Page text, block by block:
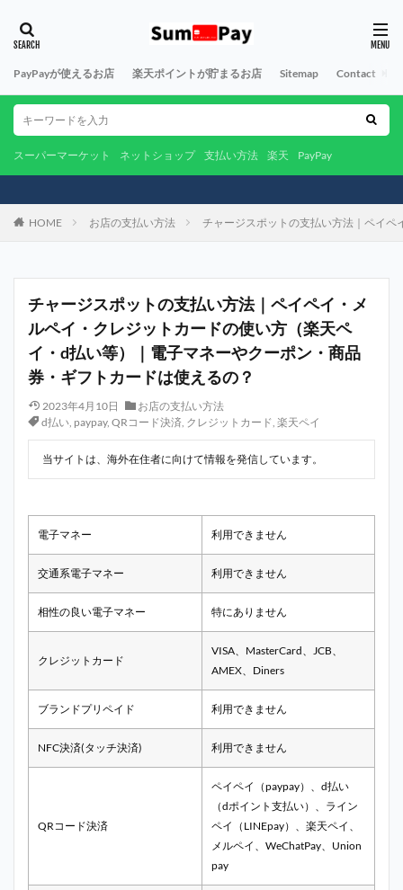
PayPayが使えるお店 楽天ポイントが貯まるお店 Sitemap Contact
スーパーマーケット ネットショップ 支払い方法 楽天 PayPay
HOME お店の支払い方法 チャージスポットの支払い方法｜ペイ
チャージスポットの支払い方法｜ペイペイ・メ
ルペイ・クレジットカードの使い方（楽天ペ
イ・d払い等）｜電子マネーやクーポン・商品
券・ギフトカードは使えるの？
2023年4月10日
お店の支払い方法
d払い, paypay, QRコード決済, クレジットカード, 楽天ペイ
当サイトは、海外在住者に向けて情報を発信しています。
電子マネー 利用できません
交通系電子マネー 利用できません
相性の良い電子マネー 特にありません
クレジットカード
VISA、MasterCard、JCB、
AMEX、Diners
ブランドプリペイド 利用できません
NFC決済(タッチ決済) 利用できません
QRコード決済
ペイペイ（paypay）、d払い
（dポイント支払い）、ライン
ペイ（LINEpay）、楽天ペイ、
メルペイ、WeChatPay、Union
pay